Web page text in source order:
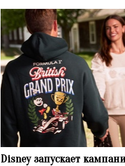
Disney запускает